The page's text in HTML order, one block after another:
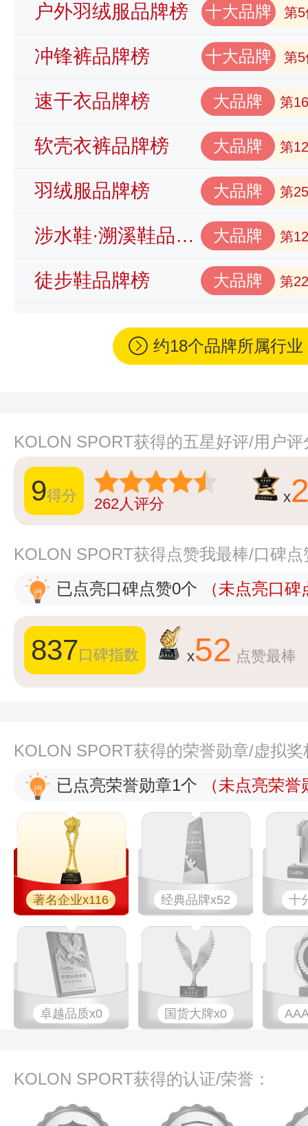
户外羽绒服品牌榜 十大品牌 第5
冲锋裤品牌榜 十大品牌 第5
速干衣品牌榜 大品牌 第
软壳衣裤品牌榜 大品牌 第
羽绒服品牌榜 大品牌 第
涉水鞋·溯溪鞋品牌榜 大品牌 第
徒步鞋品牌榜 大品牌 第
约18个品牌所属行
KOLON SPORT获得的五星好评/用户评
9得分 262 人评分 x
KOLON SPORT获得点赞我最棒/口碑点
已点亮口碑点赞0个
（未点亮口
837口碑指数 x52 点赞最棒
KOLON SPORT获得的荣誉勋章/虚拟奖
已点亮荣誉勋章1个
（未点亮荣
著名企业x116 经典品牌x52 十
卓越品质x0 国货大牌x0
KOLON SPORT获得的认证/荣誉：